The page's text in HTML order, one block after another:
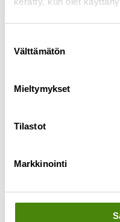
valinta
Välttämätön
Mieltymykset
Tilastot
Markkinointi
12.6.2025
Aurinko paistaa,
levitetään
kevennettäisiin myös
Lue lisää »